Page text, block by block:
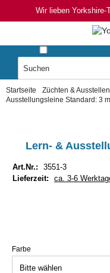
Wir lieben Yorkshire-
Startseite Züchten & Ausstellen
Ausstellungsleine Standard: 3
Lern- &
Art.Nr.:
3551-3
Lieferzeit:
ca. 3-6
Farbe